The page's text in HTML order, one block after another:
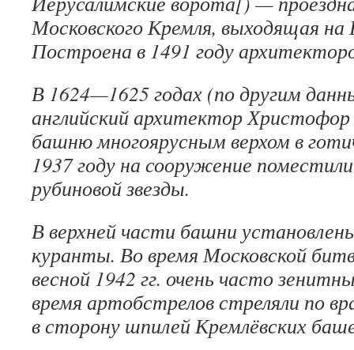
Московского Кремля, выходящая
Построена в 1491 году
В 1624—1625 годах (по другим
английский архитектор
башню многоярусным верхом в
1937 году на сооружение
рубиновой звезды.
В верхней части башни
куранты. Во время Московской
весной 1942 гг. очень часто
время артобстрелов стреляли по
в сторону шпилей Кремлёвских